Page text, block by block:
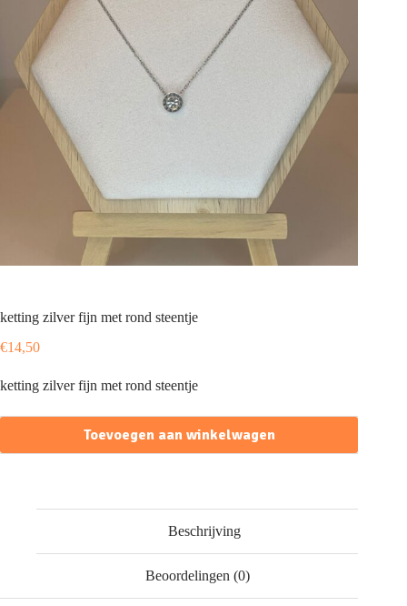
ketting zilver fijn met rond steentje
€14,50
ketting zilver fijn met rond steentje
Toevoegen aan winkelwagen
Beschrijving
Beoordelingen (0)